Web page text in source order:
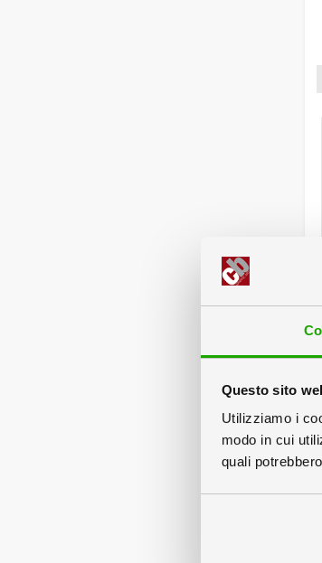
Questo sito
Utilizziamo i
modo in cui
quali